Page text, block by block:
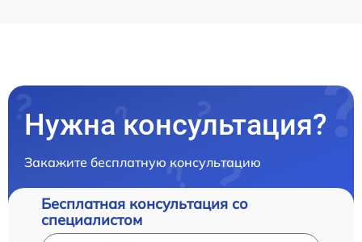
Нужна консультация?
Закажите бесплатную консультацию
Бесплатная консультация со
специалистом